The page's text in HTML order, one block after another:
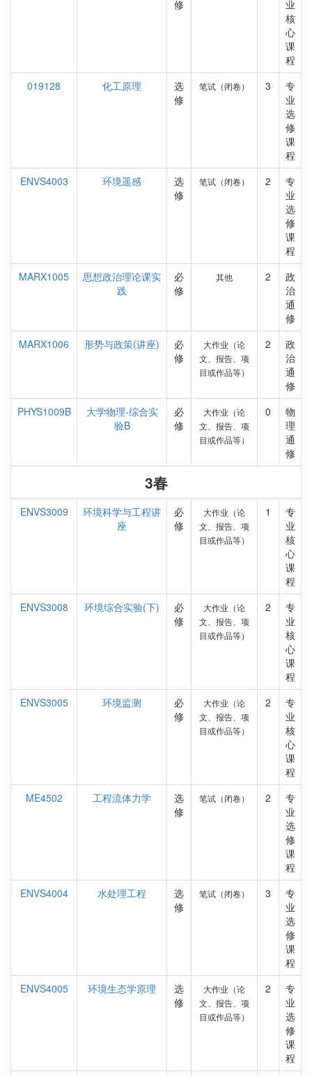
修
业
核
心
课
程
019128
化工原理
选
修
笔试（闭卷） 3
专
业
选
修
课
程
ENVS4003
环境遥感
选
修
笔试（闭卷） 2
专
业
选
修
课
程
MARX1005
思想政治理论课实
践
必
修
其他 2
政
治
通
修
MARX1006
形势与政策(讲座)
必
修
大作业（论
文、报告、项
目或作品等）
2
政
治
通
修
PHYS1009B
大学物理-综合实
验B
必
修
大作业（论
文、报告、项
目或作品等）
0
物
理
通
修
3春
ENVS3009
环境科学与工程讲
座
必
修
大作业（论
文、报告、项
目或作品等）
1
专
业
核
心
课
程
ENVS3008
环境综合实验(下)
必
修
大作业（论
文、报告、项
目或作品等）
2
专
业
核
心
课
程
ENVS3005
环境监测
必
修
大作业（论
文、报告、项
目或作品等）
2
专
业
核
心
课
程
ME4502
工程流体力学
选
修
笔试（闭卷） 2
专
业
选
修
课
程
ENVS4004
水处理工程
选
修
笔试（闭卷） 3
专
业
选
修
课
程
ENVS4005
环境生态学原理
选
修
大作业（论
文、报告、项
目或作品等）
2
专
业
选
修
课
程